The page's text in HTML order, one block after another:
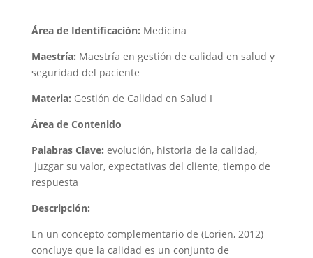
Área de Identificación: Medicina
Maestría: Maestría en gestión de calidad en salud y
seguridad del paciente
Materia: Gestión de Calidad en Salud I
Área de Contenido
Palabras Clave: evolución, historia de la calidad,
juzgar su valor, expectativas del cliente, tiempo de
respuesta
Descripción:
En un concepto complementario de (Lorien, 2012)
concluye que la calidad es un conjunto de